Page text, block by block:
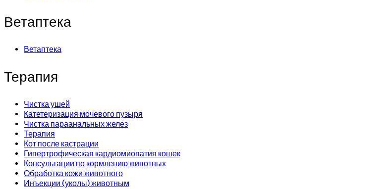
Ветаптека
Ветаптека
Терапия
Чистка ушей
Катетеризация мочевого пузыря
Чистка параанальных желез
Терапия
Кот после кастрации
Гипертрофическая кардиомиопатия кошек
Консультации по кормлению животных
Обработка кожи животного
Инъекции (уколы) животным